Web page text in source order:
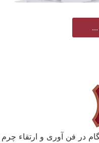
در فن آوری و ارتقاء چرم